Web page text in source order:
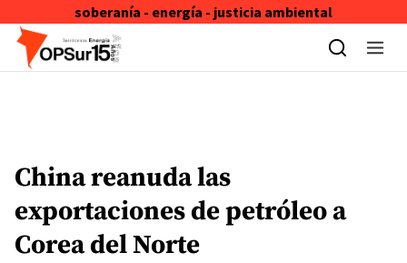
soberanía - energía - justicia ambiental
Skip to content
China reanuda las
exportaciones de petróleo a
Corea del Norte